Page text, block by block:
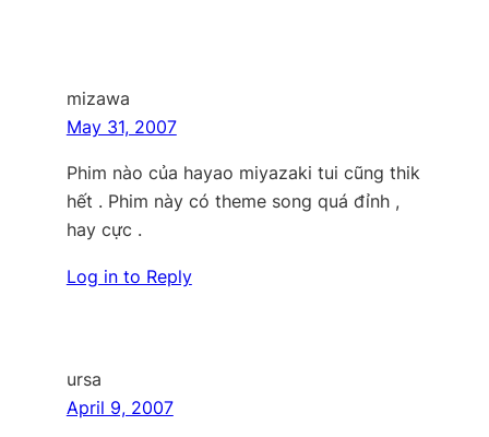
mizawa
May 31, 2007
Phim nào của hayao miyazaki tui cũng thik
hết . Phim này có theme song quá đỉnh ,
hay cực .
Log in to Reply
ursa
April 9, 2007